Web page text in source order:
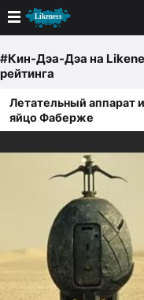
Новые
Лучшие
Кандидаты
Случайное
Создать сходство
Для публикации
#Кин-Дэа-Дэа на
рейтинга
Летательный аппарат
яйцо Фаберже